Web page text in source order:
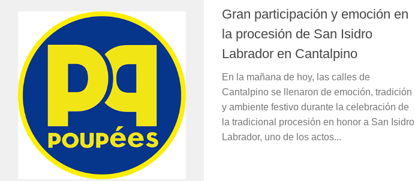
Gran participación y emoción en
la procesión de San Isidro
Labrador en Cantalpino
En la mañana de hoy, las calles de
Cantalpino se llenaron de emoción, tradición
y ambiente festivo durante la celebración de
la tradicional procesión en honor a San Isidro
Labrador, uno de los actos...